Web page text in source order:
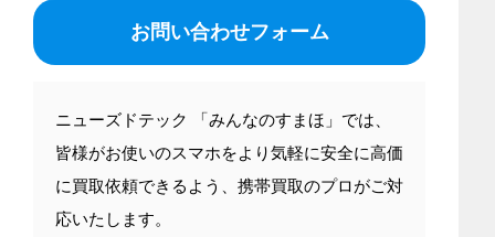
お問い合わせフォーム
ニューズドテック 「みんなのすまほ」では、
皆様がお使いのスマホをより気軽に安全に高価
に買取依頼できるよう、携帯買取のプロがご対
応いたします。